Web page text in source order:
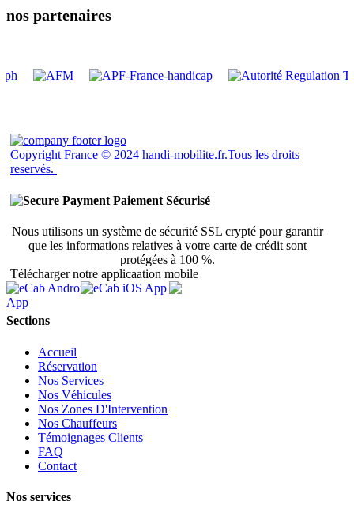
nos partenaires
Copyright France © 2024 handi-mobilite.fr.Tous les droits
reservés.
Paiement Sécurisé
Nous utilisons un système de sécurité SSL crypté pour garantir
que les informations relatives à votre carte de crédit sont
protégées à 100 %.
Télécharger notre applicaation mobile
Sections
Accueil
Réservation
Nos Services
Nos Véhicules
Nos Zones D'Intervention
Nos Chauffeurs
Témoignages Clients
FAQ
Contact
Nos services